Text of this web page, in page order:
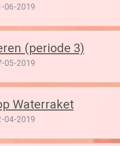
06-2019
(periode 3)
05-2019
Waterraket
04-2019